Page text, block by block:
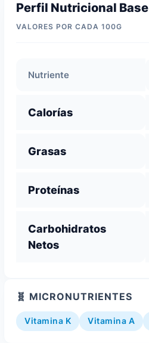
Perfil Nutricional Base
VALORES POR CADA 100G
Nutriente
Calorías
Grasas
Proteínas
Carbohidratos
Netos
🧬 MICRONUTRIENTES
Vitamina K Vitamina A